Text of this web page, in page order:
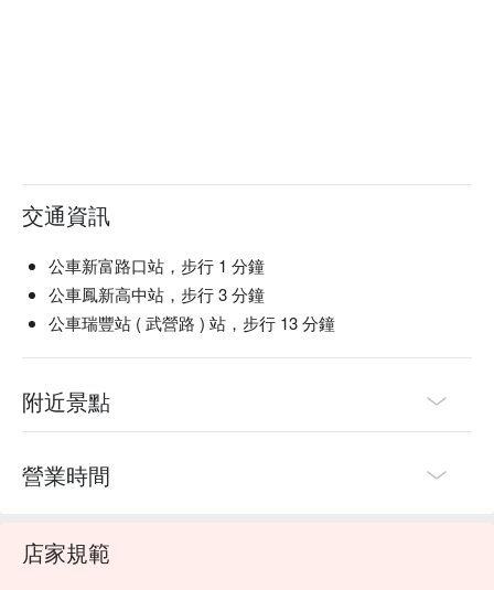
交通資訊
公車新富路口站，步行 1 分鐘
公車鳳新高中站，步行 3 分鐘
公車瑞豐站 ( 武營路 ) 站，步行 13 分鐘
附近景點
營業時間
店家規範